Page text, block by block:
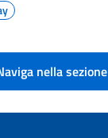
nella sezione